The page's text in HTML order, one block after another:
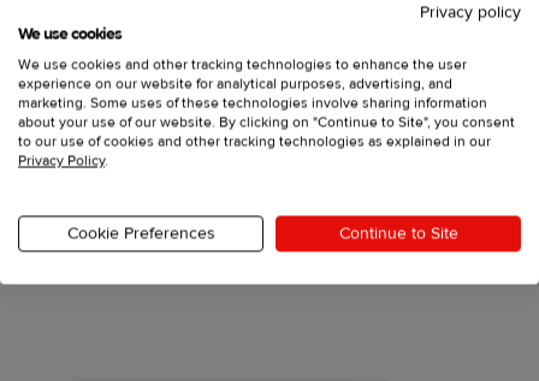
Privacy policy
We use cookies
We use cookies and other tracking technologies to enhance the user
experience on our website for analytical purposes, advertising, and
marketing. Some uses of these technologies involve sharing information
about your use of our website. By clicking on "Continue to Site", you consent
to our use of cookies and other tracking technologies as explained in our
Privacy Policy.
Cookie Preferences Continue to Site